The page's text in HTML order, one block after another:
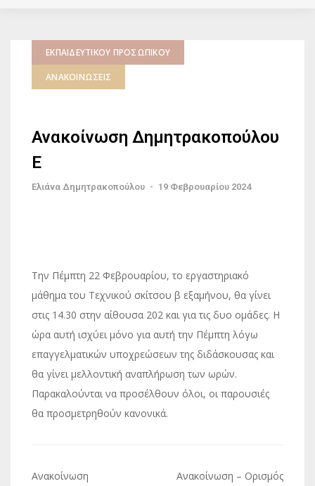
ΕΚΠΑΙΔΕΥΤΙΚΟΎ ΠΡΟΣΩΠΙΚΟΎ
ΑΝΑΚΟΙΝΏΣΕΙΣ
Ανακοίνωση Δημητρακοπούλου
Ε
Ελιάνα Δημητρακοπούλου - 19 Φεβρουαρίου 2024
Την Πέμπτη 22 Φεβρουαρίου, το εργαστηριακό
μάθημα του Τεχνικού σκίτσου β εξαμήνου, θα γίνει
στις 14.30 στην αίθουσα 202 και για τις δυο ομάδες. Η
ώρα αυτή ισχύει μόνο για αυτή την Πέμπτη λόγω
επαγγελματικών υποχρεώσεων της διδάσκουσας και
θα γίνει μελλοντική αναπλήρωση των ωρών.
Παρακαλούνται να προσέλθουν όλοι, οι παρουσιές
θα προσμετρηθούν κανονικά.
Πλοήγηση
Ανακοίνωση
Ανακοίνωση – Oρισμός